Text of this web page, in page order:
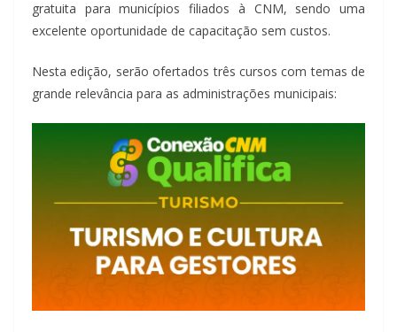
gratuita para municípios filiados à CNM, sendo uma
excelente oportunidade de capacitação sem custos.
Nesta edição, serão ofertados três cursos com temas de
grande relevância para as administrações municipais: